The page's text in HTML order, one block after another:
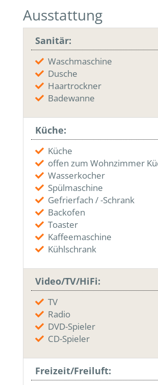
Ausstattung
Sanitär:
Waschmaschine
Dusche
Haartrockner
Badewanne
Küche:
Küche
offen zum Wohnzimmer
Wasserkocher
Spülmaschine
Gefrierfach / -Schrank
Backofen
Toaster
Kaffeemaschine
Kühlschrank
Video/TV/HiFi:
TV
Radio
DVD-Spieler
CD-Spieler
Freizeit/Freiluft: